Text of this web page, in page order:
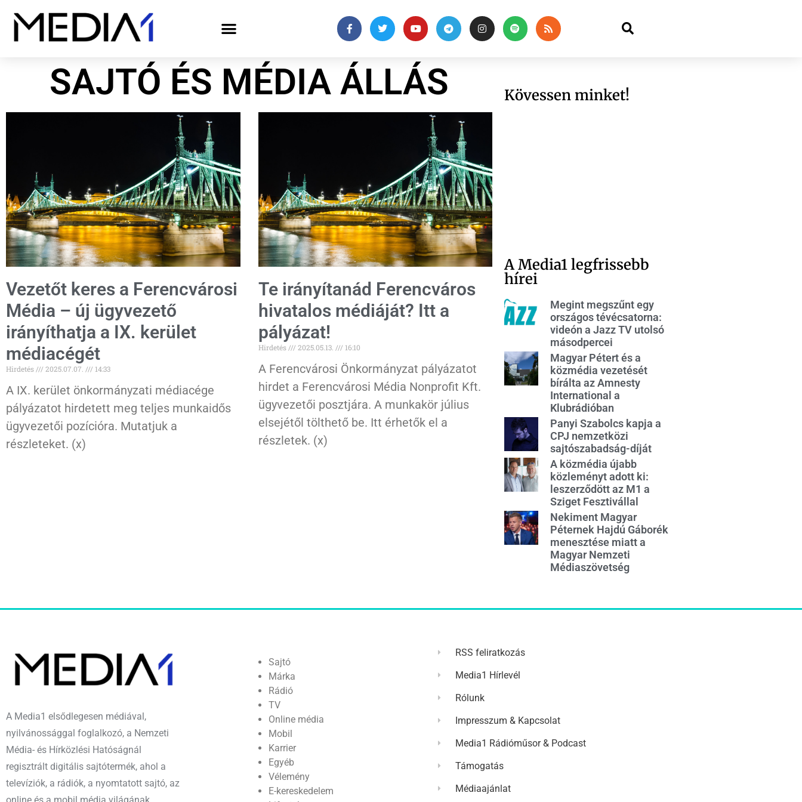
SAJTÓ ÉS MÉDIA ÁLLÁS
Vezetőt keres a Ferencvárosi
Média – új ügyvezető
irányíthatja a IX. kerület
médiacégét
Hirdetés 2025.07.07. 14:33
A IX. kerület önkormányzati médiacége
pályázatot hirdetett meg teljes munkaidős
ügyvezetői pozícióra. Mutatjuk a
részleteket. (x)
Te irányítanád Ferencváros
hivatalos médiáját? Itt a
pályázat!
Hirdetés 2025.05.13. 16:10
A Ferencvárosi Önkormányzat pályázatot
hirdet a Ferencvárosi Média Nonprofit Kft.
ügyvezetői posztjára. A munkakör július
elsejétől tölthető be. Itt érhetők el a
részletek. (x)
Kövessen minket!
A Media1 legfrissebb
hírei
Megint megszűnt egy
országos tévécsatorna:
videón a Jazz TV utolsó
másodpercei
Magyar Pétert és a
közmédia vezetését
bírálta az Amnesty
International a
Klubrádióban
Panyi Szabolcs kapja a
CPJ nemzetközi
sajtószabadság-díját
A közmédia újabb
közleményt adott ki:
leszerződött az M1 a
Sziget Fesztivállal
Nekiment Magyar
Péternek Hajdú Gáborék
menesztése miatt a
Magyar Nemzeti
Médiaszövetség
A Media1 elsődlegesen médiával,
nyilvánossággal foglalkozó, a Nemzeti
Média- és Hírközlési Hatóságnál
regisztrált digitális sajtótermék, ahol a
televíziók, a rádiók, a nyomtatott sajtó, az
Sajtó
Márka
Rádió
TV
Online média
Mobil
Karrier
Egyéb
Vélemény
E-kereskedelem
RSS feliratkozás
Media1 Hírlevél
Rólunk
Impresszum & Kapcsolat
Media1 Rádióműsor & Podcast
Támogatás
Médiaajánlat